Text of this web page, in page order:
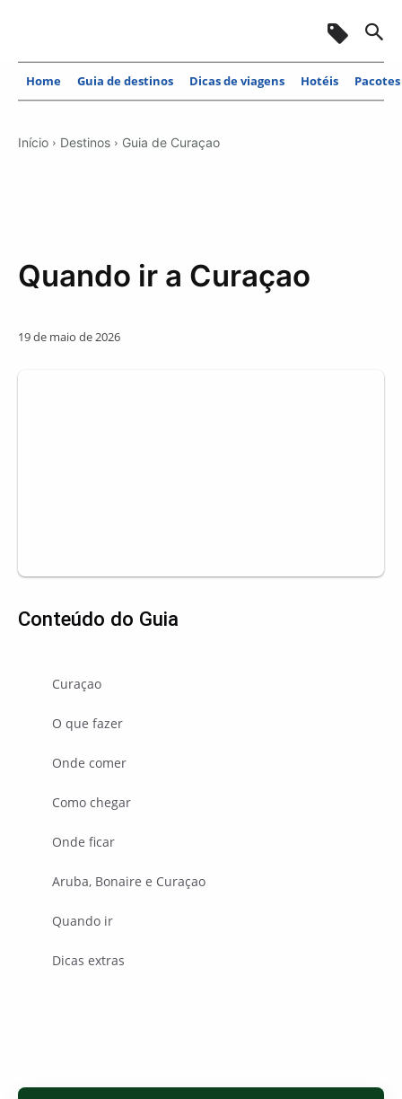
Home Guia de destinos Dicas de viagens Hotéis Pacotes
Início Destinos Guia de Curaçao
Quando ir a Curaçao
19 de maio de 2026
Conteúdo do Guia
Curaçao
O que fazer
Onde comer
Como chegar
Onde ficar
Aruba, Bonaire e Curaçao
Quando ir
Dicas extras